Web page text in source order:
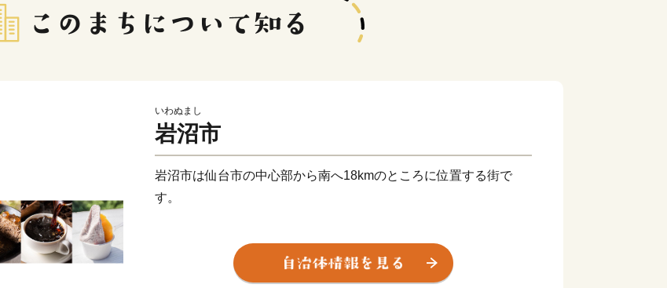
いわぬまし
岩沼市
岩沼市は仙台市の中心部から南へ18kmのところに位置する街で
す。
千年の昔から「東北を旅する人々は必ず岩沼を通る」とも言われ、
江戸時代には東（あずま）街道、奥州（おうしゅう）街道、陸前浜
街道（りくぜんはまかいどう）といった旧街道の「宿場町」として